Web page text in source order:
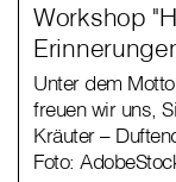
Workshop
Unter dem
freuen wir uns,
Kräuter –
Foto: